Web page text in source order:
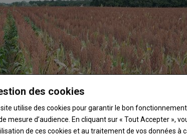
des cookies
site utilise des cookies pour garantir le bon
mesure d’audience. En cliquant sur « Tout Accepter »,
de ces cookies et au traitement de vos données à